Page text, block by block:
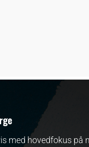
med hovedfokus på